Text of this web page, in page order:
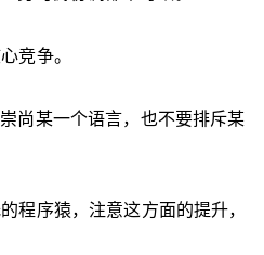
竞争。
尚某一个语言，也不要排斥某
程序猿，注意这方面的提升，
对圈子跟对人还是很重要
道。 22. …… 其实还有很
写了，就这样，我要去学
们就卷不到我。 0 收藏